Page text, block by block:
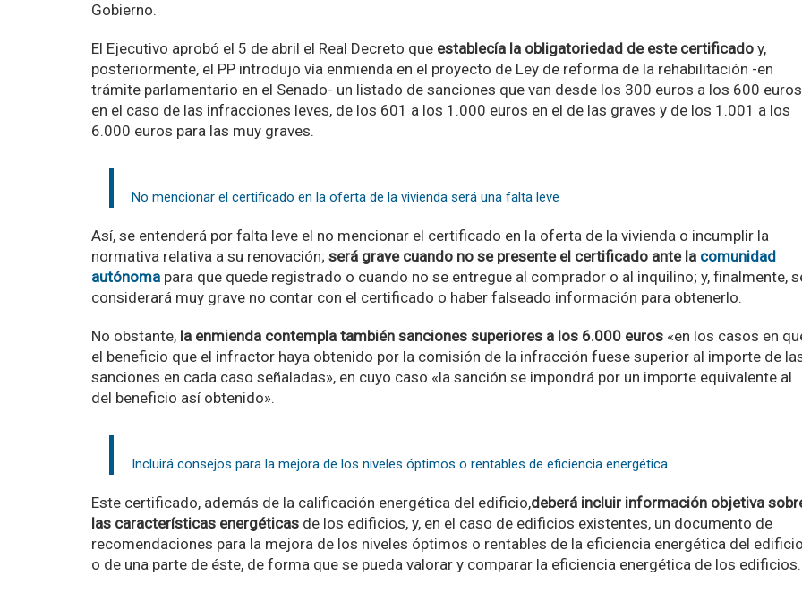
Gobierno.
El Ejecutivo aprobó el 5 de abril el Real Decreto que establecía la obligatoriedad de este certificado y,
posteriormente, el PP introdujo vía enmienda en el proyecto de Ley de reforma de la rehabilitación -en
trámite parlamentario en el Senado- un listado de sanciones que van desde los 300 euros a los 600 euros
en el caso de las infracciones leves, de los 601 a los 1.000 euros en el de las graves y de los 1.001 a los
6.000 euros para las muy graves.
No mencionar el certificado en la oferta de la vivienda será una falta leve
Así, se entenderá por falta leve el no mencionar el certificado en la oferta de la vivienda o incumplir la
normativa relativa a su renovación; será grave cuando no se presente el certificado ante la comunidad
autónoma para que quede registrado o cuando no se entregue al comprador o al inquilino; y, finalmente,
considerará muy grave no contar con el certificado o haber falseado información para obtenerlo.
No obstante, la enmienda contempla también sanciones superiores a los 6.000 euros «en los casos en
el beneficio que el infractor haya obtenido por la comisión de la infracción fuese superior al importe de
sanciones en cada caso señaladas», en cuyo caso «la sanción se impondrá por un importe equivalente al
del beneficio así obtenido».
Incluirá consejos para la mejora de los niveles óptimos o rentables de eficiencia energética
Este certificado, además de la calificación energética del edificio,deberá incluir información objetiva
las características energéticas de los edificios, y, en el caso de edificios existentes, un documento de
recomendaciones para la mejora de los niveles óptimos o rentables de la eficiencia energética del edificio
o de una parte de éste, de forma que se pueda valorar y comparar la eficiencia energética de los edificios.